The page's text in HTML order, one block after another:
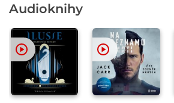
Audioknihy